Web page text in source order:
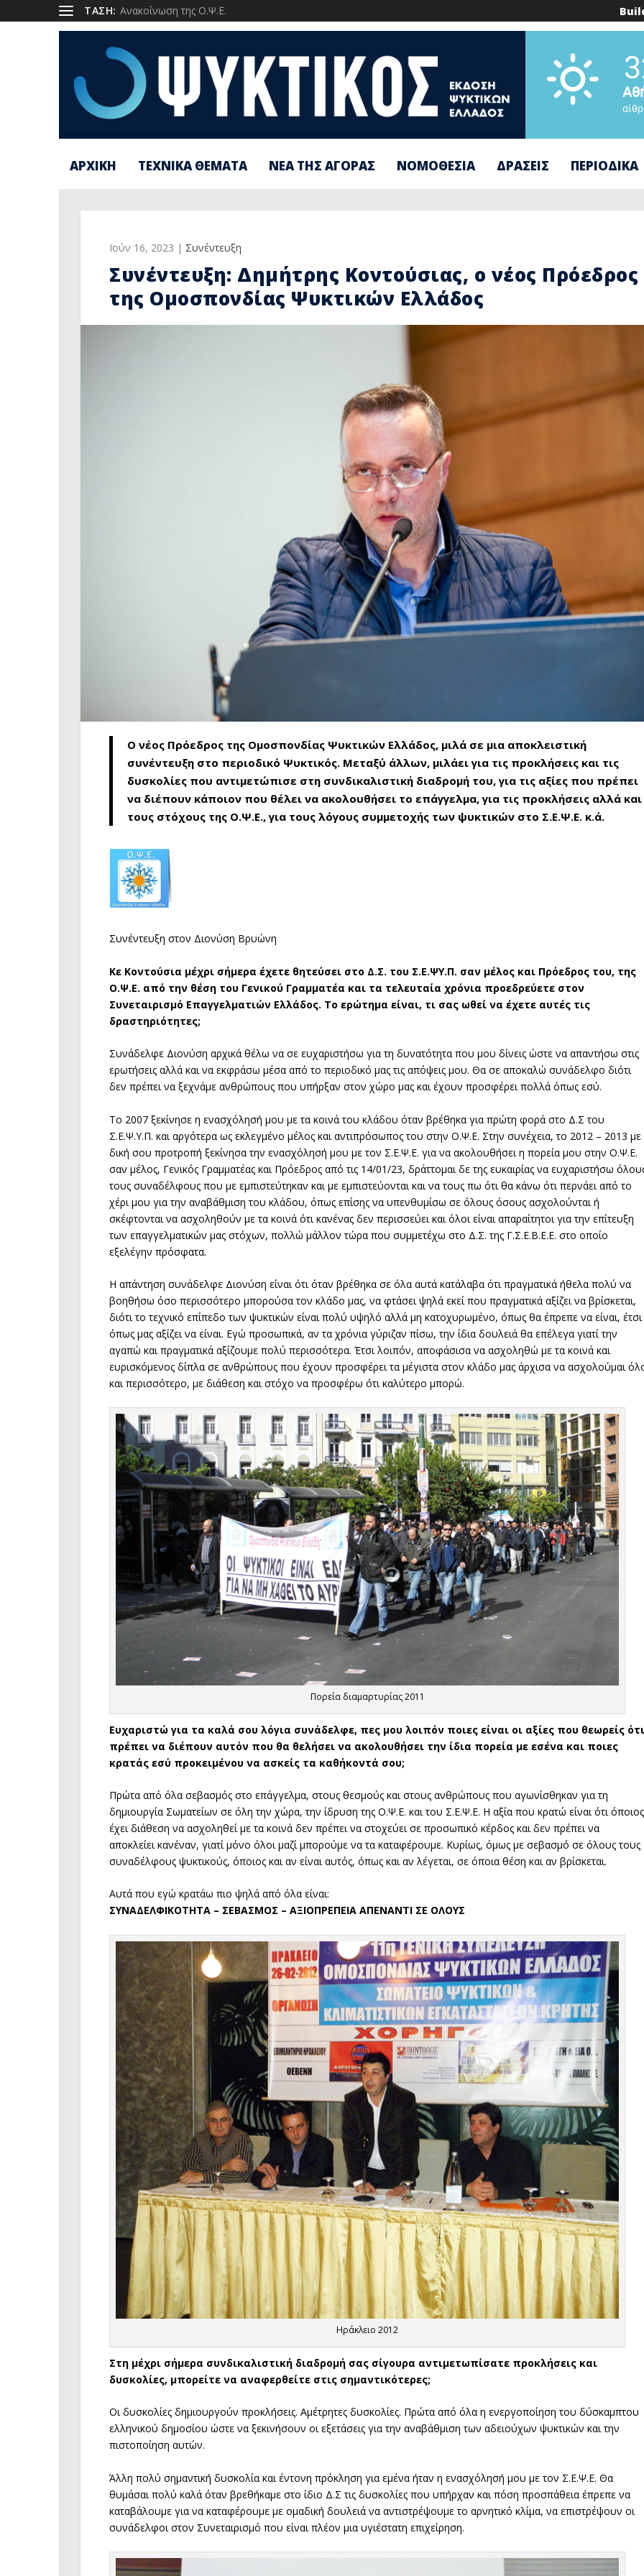
ΤΑΣΗ: Ανακοίνωση της Ο.Ψ.Ε.
ΑΡΧΙΚΗ ΤΕΧΝΙΚΑ ΘΕΜΑΤΑ ΝΕΑ ΤΗΣ ΑΓΟΡΑΣ ΝΟΜΟΘΕΣΙΑ ΔΡΑΣΕΙΣ ΠΕΡΙΟΔΙΚΑ
Συνέντευξη: Δημήτρης Κοντούσιας, ο νέος Πρόεδρος
της Ομοσπονδίας Ψυκτικών Ελλάδος
Ιούν 16, 2023 | Συνέντευξη
Ο νέος Πρόεδρος της Ομοσπονδίας Ψυκτικών Ελλάδος, μιλά σε μια αποκλειστική
συνέντευξη στο περιοδικό Ψυκτικός. Μεταξύ άλλων, μιλάει για τις προκλήσεις και τις
δυσκολίες που αντιμετώπισε στη συνδικαλιστική διαδρομή του, για τις αξίες που πρέπει
να διέπουν κάποιον που θέλει να ακολουθήσει το επάγγελμα, για τις προκλήσεις αλλά και
τους στόχους της Ο.Ψ.Ε., για τους λόγους συμμετοχής των ψυκτικών στο Σ.Ε.Ψ.Ε. κ.ά.
Συνέντευξη στον Διονύση Βρυώνη
Κε Κοντούσια μέχρι σήμερα έχετε θητεύσει στο Δ.Σ. του Σ.Ε.ΨΥ.Π. σαν μέλος και Πρόεδρος του, της
Ο.Ψ.Ε. από την θέση του Γενικού Γραμματέα και τα τελευταία χρόνια προεδρεύετε στον
Συνεταιρισμό Επαγγελματιών Ελλάδος. Το ερώτημα είναι, τι σας ωθεί να έχετε αυτές τις
δραστηριότητες;
Συνάδελφε Διονύση αρχικά θέλω να σε ευχαριστήσω για τη δυνατότητα που μου δίνεις ώστε να απαντήσω στις
ερωτήσεις αλλά και να εκφράσω μέσα από το περιοδικό μας τις απόψεις μου. Θα σε αποκαλώ συνάδελφο διότι
δεν πρέπει να ξεχνάμε ανθρώπους που υπήρξαν στον χώρο μας και έχουν προσφέρει πολλά όπως εσύ.
Το 2007 ξεκίνησε η ενασχόλησή μου με τα κοινά του κλάδου όταν βρέθηκα για πρώτη φορά στο Δ.Σ του
Σ.Ε.Ψ.Υ.Π. και αργότερα ως εκλεγμένο μέλος και αντιπρόσωπος του στην Ο.Ψ.Ε. Στην συνέχεια, το 2012 – 2013 με
δική σου προτροπή ξεκίνησα την ενασχόλησή μου με τον Σ.Ε.Ψ.Ε. για να ακολουθήσει η πορεία μου στην Ο.Ψ.Ε.
σαν μέλος, Γενικός Γραμματέας και Πρόεδρος από τις 14/01/23, δράττομαι δε της ευκαιρίας να ευχαριστήσω
τους συναδέλφους που με εμπιστεύτηκαν και με εμπιστεύονται και να τους πω ότι θα κάνω ότι περνάει από το
χέρι μου για την αναβάθμιση του κλάδου, όπως επίσης να υπενθυμίσω σε όλους όσους ασχολούνται ή
σκέφτονται να ασχοληθούν με τα κοινά ότι κανένας δεν περισσεύει και όλοι είναι απαραίτητοι για την επίτευξη
των επαγγελματικών μας στόχων, πολλώ μάλλον τώρα που συμμετέχω στο Δ.Σ. της Γ.Σ.Ε.Β.Ε.Ε. στο οποίο
εξελέγην πρόσφατα.
Η απάντηση συνάδελφε Διονύση είναι ότι όταν βρέθηκα σε όλα αυτά κατάλαβα ότι πραγματικά ήθελα πολύ να
βοηθήσω όσο περισσότερο μπορούσα τον κλάδο μας, να φτάσει ψηλά εκεί που πραγματικά αξίζει να βρίσκεται,
διότι το τεχνικό επίπεδο των ψυκτικών είναι πολύ υψηλό αλλά μη κατοχυρωμένο, όπως θα έπρεπε να είναι, έτσι
όπως μας αξίζει να είναι. Εγώ προσωπικά, αν τα χρόνια γύριζαν πίσω, την ίδια δουλειά θα επέλεγα γιατί την
αγαπώ και πραγματικά αξίζουμε πολύ περισσότερα. Έτσι λοιπόν, αποφάσισα να ασχοληθώ με τα κοινά και
ευρισκόμενος δίπλα σε ανθρώπους που έχουν προσφέρει τα μέγιστα στον κλάδο μας άρχισα να ασχολούμαι
και περισσότερο, με διάθεση και στόχο να προσφέρω ότι καλύτερο μπορώ.
Πορεία διαμαρτυρίας 2011
Ευχαριστώ για τα καλά σου λόγια συνάδελφε, πες μου λοιπόν ποιες είναι οι αξίες που θεωρείς ότι
πρέπει να διέπουν αυτόν που θα θελήσει να ακολουθήσει την ίδια πορεία με εσένα και ποιες
κρατάς εσύ προκειμένου να ασκείς τα καθήκοντά σου;
Πρώτα από όλα σεβασμός στο επάγγελμα, στους θεσμούς και στους ανθρώπους που αγωνίσθηκαν για τη
δημιουργία Σωματείων σε όλη την χώρα, την ίδρυση της Ο.Ψ.Ε. και του Σ.Ε.Ψ.Ε. Η αξία που κρατώ είναι ότι όποιος
έχει διάθεση να ασχοληθεί με τα κοινά δεν πρέπει να στοχεύει σε προσωπικό κέρδος και δεν πρέπει να
αποκλείει κανέναν, γιατί μόνο όλοι μαζί μπορούμε να τα καταφέρουμε. Κυρίως, όμως με σεβασμό σε όλους τους
συναδέλφους ψυκτικούς, όποιος και αν είναι αυτός, όπως και αν λέγεται, σε όποια θέση και αν βρίσκεται.
Αυτά που εγώ κρατάω πιο ψηλά από όλα είναι:
ΣΥΝΑΔΕΛΦΙΚΟΤΗΤΑ – ΣΕΒΑΣΜΟΣ – ΑΞΙΟΠΡΕΠΕΙΑ ΑΠΕΝΑΝΤΙ ΣΕ ΟΛΟΥΣ
Ηράκλειο 2012
Στη μέχρι σήμερα συνδικαλιστική διαδρομή σας σίγουρα αντιμετωπίσατε προκλήσεις και
δυσκολίες, μπορείτε να αναφερθείτε στις σημαντικότερες;
Οι δυσκολίες δημιουργούν προκλήσεις. Αμέτρητες δυσκολίες. Πρώτα από όλα η ενεργοποίηση του δύσκαμπτου
ελληνικού δημοσίου ώστε να ξεκινήσουν οι εξετάσεις για την αναβάθμιση των αδειούχων ψυκτικών και την
πιστοποίηση αυτών.
Άλλη πολύ σημαντική δυσκολία και έντονη πρόκληση για εμένα ήταν η ενασχόλησή μου με τον Σ.Ε.Ψ.Ε. Θα
θυμάσαι πολύ καλά όταν βρεθήκαμε στο ίδιο Δ.Σ τις δυσκολίες που υπήρχαν και πόση προσπάθεια έπρεπε να
καταβάλουμε για να καταφέρουμε με ομαδική δουλειά να αντιστρέψουμε το αρνητικό κλίμα, να επιστρέψουν οι
συνάδελφοι στον Συνεταιρισμό που είναι πλέον μια υγιέστατη επιχείρηση.